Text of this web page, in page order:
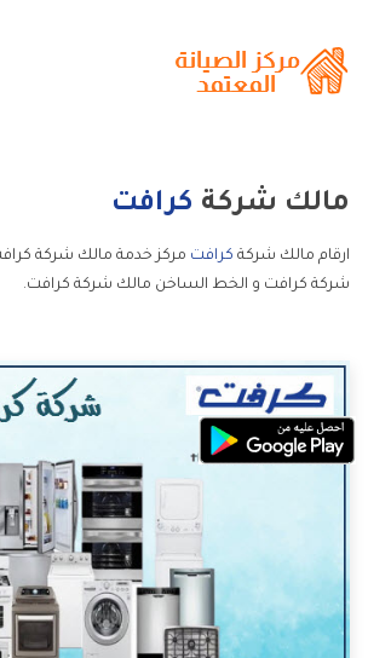
مالك شركة كرافت
ارقام مالك شركة كرافت مركز خدمة مالك شركة
شركة كرافت و الخط الساخن مالك شركة كرافت.